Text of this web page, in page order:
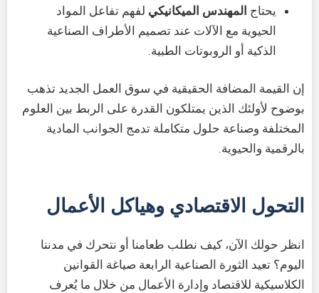
يحتاج المهندس الميكانيكي لفهم تفاعل المواد
الحيوية مع الآلات عند تصميم الأطراف الصناعية
الذكية أو الروبوتات الطبية.
إن القيمة المضافة الحقيقية في سوق العمل الجديد تذهب
بوضوح لأولئك الذين يمتلكون القدرة على الربط بين العلوم
المختلفة وصناعة حلول متكاملة تدمج الجوانب المادية
بالرقمية والحيوية.
التحول الاقتصادي وهياكل الأعمال
انظر حولك الآن، كيف نطلب طعامنا أو نتحرك في مدننا
اليوم؟ تعيد الثورة الصناعية الرابعة صياغة القوانين
الكلاسيكية للاقتصاد وإدارة الأعمال من خلال ما يُعرف